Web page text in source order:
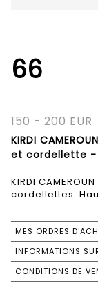
66
150 - 200 EUR
KIRDI
et cordellette -
KIRDI
cordellettes.
MES ORDRES
INFORMATIONS
CONDITIONS DE